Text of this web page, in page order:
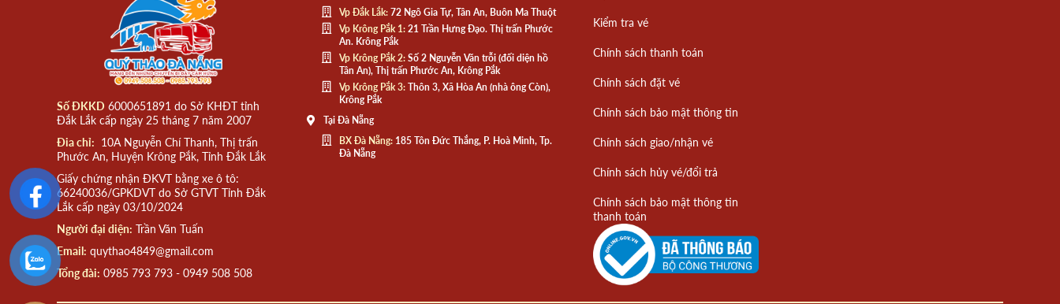
Số ĐKKD 6000651891 do Sở KHĐT tỉnh
Đắk Lắk cấp ngày 25 tháng 7 năm 2007
Đia chỉ: 10A Nguyễn Chí Thanh, Thị trấn
Phước An, Huyện Krông Pắk, Tỉnh Đắk Lắk
Giấy chứng nhận ĐKVT bằng xe ô tô:
66240036/GPKDVT do Sở GTVT Tỉnh Đắk
Lắk cấp ngày 03/10/2024
Người đại diện: Trần Văn Tuấn
Email: quythao4849@gmail.com
Tổng đài: 0985 793 793 - 0949 508 508
Vp Đắk Lắk:72 Ngô Gia Tự, Tân An, Buôn Ma Thuột
Vp Krông Pắk 1:21 Trần Hưng Đạo. Thị trấn Phước
An. Krông Pắk
Vp Krông Pắk 2:Số 2 Nguyễn Văn trỗi (đối diện hồ
Tân An), Thị trấn Phước An, Krông Pắk
Vp Krông Pắk 3:Thôn 3, Xã Hòa An (nhà ông Còn),
Krông Pắk
Tại Đà Nẵng
BX Đà Nẵng:185 Tôn Đức Thắng, P. Hoà Minh, Tp.
Đà Nẵng
Kiểm tra vé
Chính sách thanh toán
Chính sách đặt vé
Chính sách bảo mật thông tin
Chính sách giao/nhận vé
Chính sách hủy vé/đổi trả
Chính sách bảo mật thông tin
thanh toán